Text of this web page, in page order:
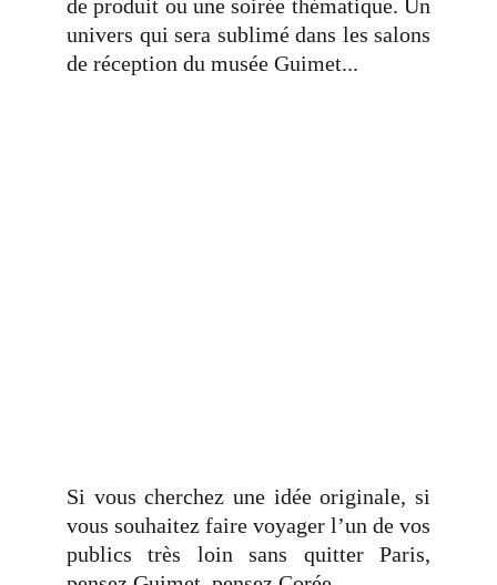
de produit ou une soirée thématique. Un
univers qui sera sublimé dans les salons
de réception du musée Guimet...
Si vous cherchez une idée originale, si
vous souhaitez faire voyager l’un de vos
publics très loin sans quitter Paris,